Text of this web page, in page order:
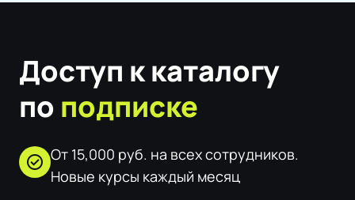
Доступ к каталогу
по подписке
check_circle От 15,000 руб. на всех сотрудников.
Новые курсы каждый месяц